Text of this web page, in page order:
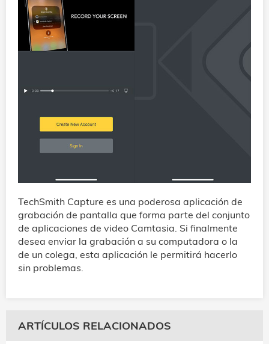
TechSmith Capture es una poderosa aplicación de
grabación de pantalla que forma parte del conjunto
de aplicaciones de video Camtasia. Si finalmente
desea enviar la grabación a su computadora o la
de un colega, esta aplicación le permitirá hacerlo
sin problemas.
ARTÍCULOS RELACIONADOS